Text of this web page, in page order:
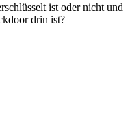
ist oder nicht und
drin ist?